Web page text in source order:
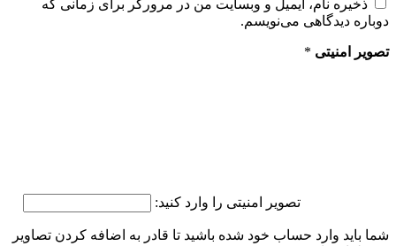
ذخیره نام، ایمیل و وبسایت من در مرورگر برای زمانی که
دوباره دیدگاهی می‌نویسم.
تصویر امنیتی *
تصویر امنیتی را وارد کنید:
شما باید وارد حساب خود شده باشید تا قادر به اضافه کردن تصاویر